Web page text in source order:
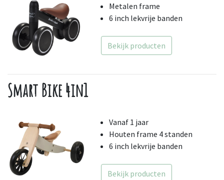
Metalen frame
6 inch lekvrije banden
Bekijk producten
Smart Bike 4in1
Vanaf 1 jaar
Houten frame 4 standen
6 inch lekvrije banden
Bekijk producten